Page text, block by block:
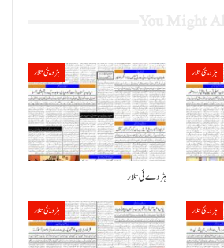
ہڑدیئی تلار
ہڑدے ئی تلار
ہڑدیئی تلار
ہڑدیئی تلار ہڑدیئی تلار